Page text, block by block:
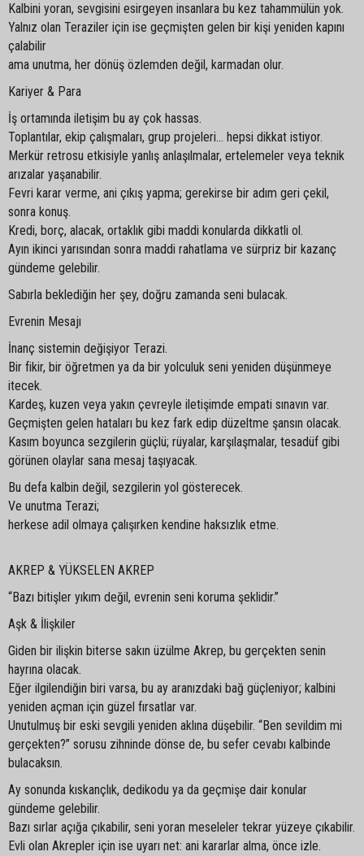
Kalbini yoran, sevgisini esirgeyen insanlara bu kez tahammülün yok.
Yalnız olan Teraziler için ise geçmişten gelen bir kişi yeniden kapını
çalabilir
ama unutma, her dönüş özlemden değil, karmadan olur.
Kariyer & Para
İş ortamında iletişim bu ay çok hassas.
Toplantılar, ekip çalışmaları, grup projeleri… hepsi dikkat istiyor.
Merkür retrosu etkisiyle yanlış anlaşılmalar, ertelemeler veya teknik
arızalar yaşanabilir.
Fevri karar verme, ani çıkış yapma; gerekirse bir adım geri çekil,
sonra konuş.
Kredi, borç, alacak, ortaklık gibi maddi konularda dikkatli ol.
Ayın ikinci yarısından sonra maddi rahatlama ve sürpriz bir kazanç
gündeme gelebilir.
Sabırla beklediğin her şey, doğru zamanda seni bulacak.
Evrenin Mesajı
İnanç sistemin değişiyor Terazi.
Bir fikir, bir öğretmen ya da bir yolculuk seni yeniden düşünmeye
itecek.
Kardeş, kuzen veya yakın çevreyle iletişimde empati sınavın var.
Geçmişten gelen hataları bu kez fark edip düzeltme şansın olacak.
Kasım boyunca sezgilerin güçlü; rüyalar, karşılaşmalar, tesadüf gibi
görünen olaylar sana mesaj taşıyacak.
Bu defa kalbin değil, sezgilerin yol gösterecek.
Ve unutma Terazi;
herkese adil olmaya çalışırken kendine haksızlık etme.
AKREP & YÜKSELEN AKREP
“Bazı bitişler yıkım değil, evrenin seni koruma şeklidir.”
Aşk & İlişkiler
Giden bir ilişkin biterse sakın üzülme Akrep, bu gerçekten senin
hayrına olacak.
Eğer ilgilendiğin biri varsa, bu ay aranızdaki bağ güçleniyor; kalbini
yeniden açman için güzel fırsatlar var.
Unutulmuş bir eski sevgili yeniden aklına düşebilir. “Ben sevildim mi
gerçekten?” sorusu zihninde dönse de, bu sefer cevabı kalbinde
bulacaksın.
Ay sonunda kıskançlık, dedikodu ya da geçmişe dair konular
gündeme gelebilir.
Bazı sırlar açığa çıkabilir, seni yoran meseleler tekrar yüzeye çıkabilir.
Evli olan Akrepler için ise uyarı net: ani kararlar alma, önce izle.